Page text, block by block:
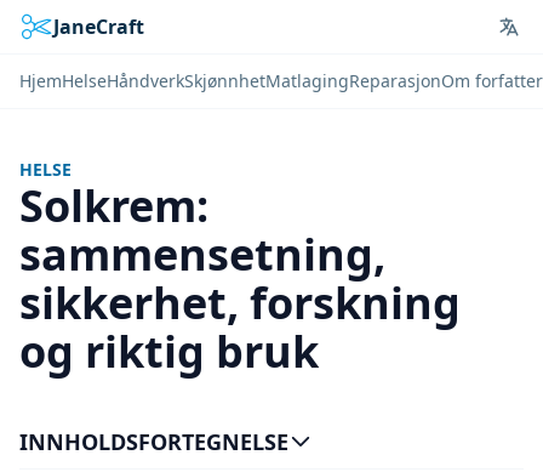
JaneCraft
HjemHelseHåndverkSkjønnhetMatlagingReparasjonOm
HELSE
Solkrem:
sammensetning,
sikkerhet, forskning
og riktig bruk
INNHOLDSFORTEGNELSE